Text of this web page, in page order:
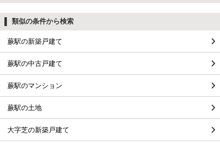
類似の条件から検索
蕨駅の新築戸建て
蕨駅の中古戸建て
蕨駅のマンション
蕨駅の土地
大字芝の新築戸建て